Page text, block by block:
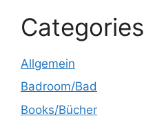
Categories
Allgemein
Badroom/Bad
Books/Bücher